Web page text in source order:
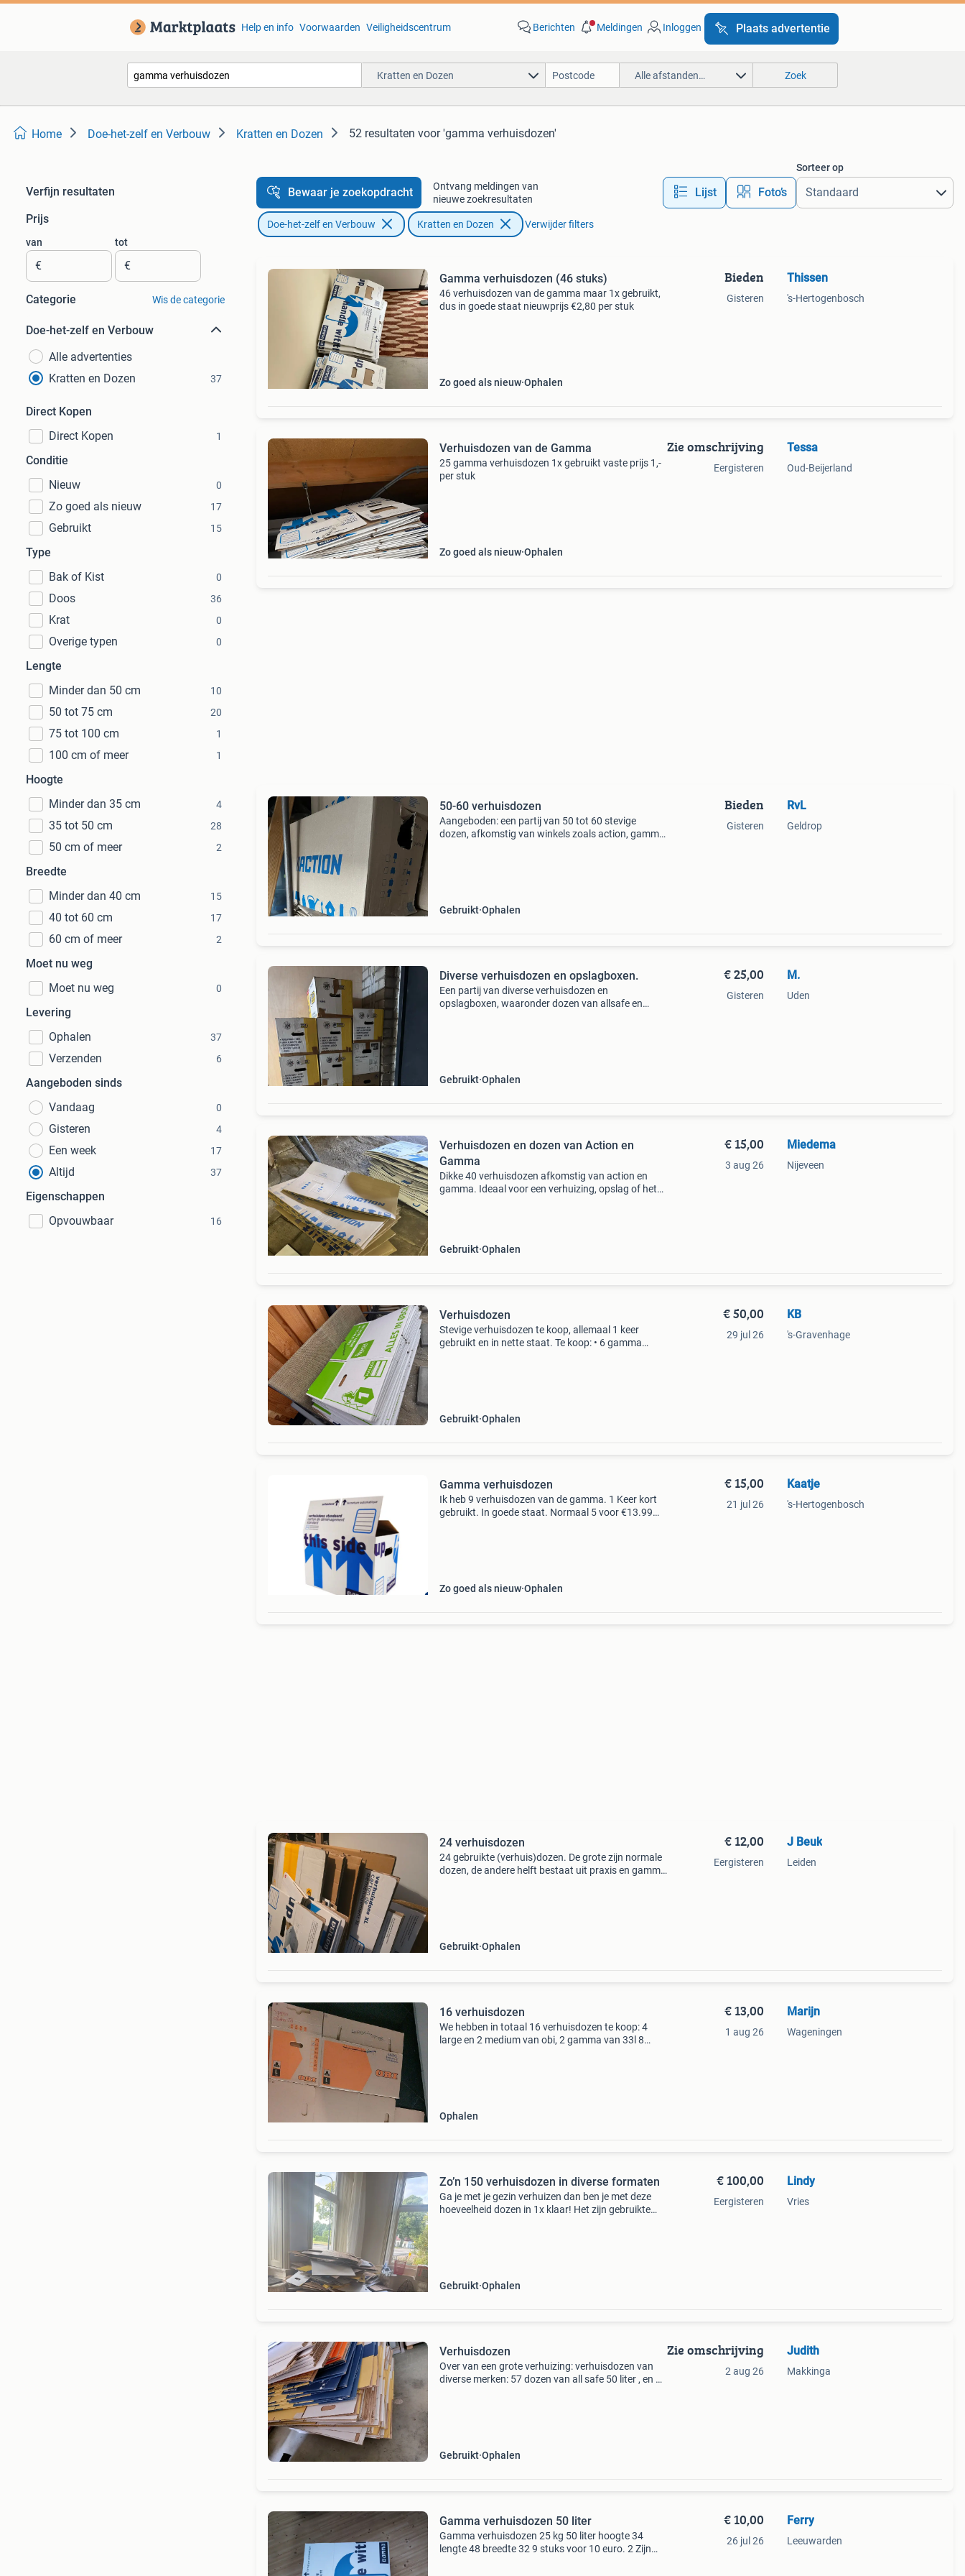
Help en info Voorwaarden Veiligheidscentrum Berichten Meldingen Inloggen Plaats advertentie
Kratten en Dozen Alle afstanden… Zoek
Home Doe-het-zelf en Verbouw Kratten en Dozen 52 resultaten voor 'gamma verhuisdozen'
Verfijn resultaten
Prijs
van
€
tot
€
Categorie Wis de categorie
Doe-het-zelf en Verbouw
Alle advertenties
Kratten en Dozen
37
Direct Kopen
Direct Kopen
1
Conditie
Nieuw
0
Zo goed als nieuw 17
Gebruikt 15
Type
Bak of Kist
0
Doos 36
Krat 0
Overige typen 0
Lengte
Minder dan 50 cm
10
50 tot 75 cm 20
75 tot 100 cm 1
100 cm of meer 1
Hoogte
Minder dan 35 cm
4
35 tot 50 cm 28
50 cm of meer 2
Breedte
Minder dan 40 cm
15
40 tot 60 cm 17
60 cm of meer 2
Moet nu weg
Moet nu weg
0
Levering
Ophalen
37
Verzenden 6
Aangeboden sinds
Vandaag
0
Gisteren 4
Een week 17
Altijd 37
Eigenschappen
Opvouwbaar
16
Bewaar je zoekopdracht
Ontvang meldingen van
nieuwe zoekresultaten
Lijst Foto’s
Sorteer op
Doe-het-zelf en Verbouw Kratten en Dozen Verwijder filters
Gamma verhuisdozen (46 stuks)
46 verhuisdozen van de gamma maar 1x gebruikt,
dus in goede staat nieuwprijs €2,80 per stuk
Zo goed als nieuw Ophalen
Bieden
Gisteren
Thissen
's-Hertogenbosch
Verhuisdozen van de Gamma
25 gamma verhuisdozen 1x gebruikt vaste prijs 1,-
per stuk
Zo goed als nieuw Ophalen
Zie omschrijving
Eergisteren
Tessa
Oud-Beijerland
50-60 verhuisdozen
Aangeboden: een partij van 50 tot 60 stevige
dozen, afkomstig van winkels zoals action, gamma
Gebruikt Ophalen
Bieden
Gisteren
RvL
Geldrop
Diverse verhuisdozen en opslagboxen.
Een partij van diverse verhuisdozen en
opslagboxen, waaronder dozen van allsafe en
Gebruikt Ophalen
€ 25,00
Gisteren
M.
Uden
Verhuisdozen en dozen van Action en
Gamma
Dikke 40 verhuisdozen afkomstig van action en
gamma. Ideaal voor een verhuizing, opslag of het
Gebruikt Ophalen
€ 15,00
3 aug 26
Miedema
Nijeveen
Verhuisdozen
Stevige verhuisdozen te koop, allemaal 1 keer
gebruikt en in nette staat. Te koop: • 6 gamma
Gebruikt Ophalen
€ 50,00
29 jul 26
KB
's-Gravenhage
Gamma verhuisdozen
Ik heb 9 verhuisdozen van de gamma. 1 Keer kort
gebruikt. In goede staat. Normaal 5 voor €13.99
Zo goed als nieuw Ophalen
€ 15,00
21 jul 26
Kaatje
's-Hertogenbosch
24 verhuisdozen
24 gebruikte (verhuis)dozen. De grote zijn normale
dozen, de andere helft bestaat uit praxis en gamma
Gebruikt Ophalen
€ 12,00
Eergisteren
J Beuk
Leiden
16 verhuisdozen
We hebben in totaal 16 verhuisdozen te koop: 4
large en 2 medium van obi, 2 gamma van 33l 8
Ophalen
€ 13,00
1 aug 26
Marijn
Wageningen
Zo’n 150 verhuisdozen in diverse formaten
Ga je met je gezin verhuizen dan ben je met deze
hoeveelheid dozen in 1x klaar! Het zijn gebruikte
Gebruikt Ophalen
€ 100,00
Eergisteren
Lindy
Vries
Verhuisdozen
Over van een grote verhuizing: verhuisdozen van
diverse merken: 57 dozen van all safe 50 liter , en 12
Gebruikt Ophalen
Zie omschrijving
2 aug 26
Judith
Makkinga
Gamma verhuisdozen 50 liter
Gamma verhuisdozen 25 kg 50 liter hoogte 34
lengte 48 breedte 32 9 stuks voor 10 euro. 2 Zijn
€ 10,00
26 jul 26
Ferry
Leeuwarden